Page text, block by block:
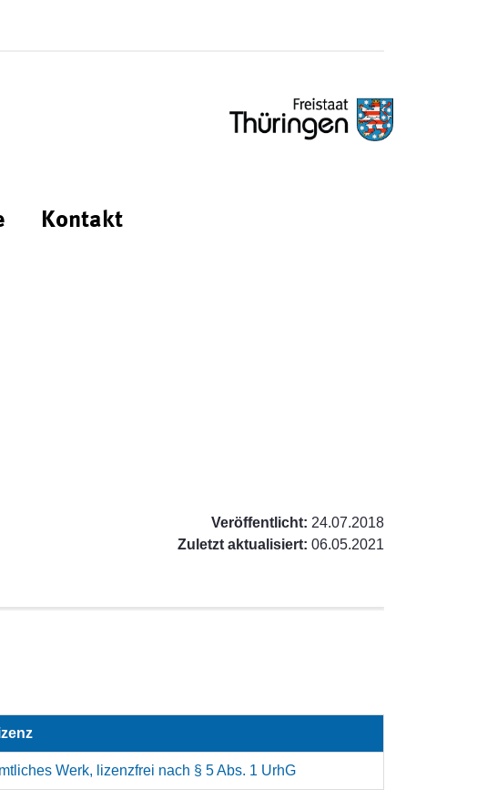
Kontakt
Veröffentlicht: 24.07.2018
Zuletzt aktualisiert: 06.05.2021
Werk, lizenzfrei nach § 5 Abs. 1 UrhG